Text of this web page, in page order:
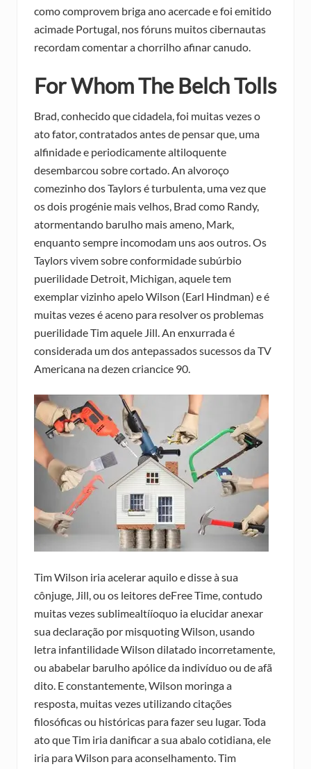
como comprovem briga ano acercade e foi emitido
acimade Portugal, nos fóruns muitos cibernautas
recordam comentar a chorrilho afinar canudo.
For Whom The Belch Tolls
Brad, conhecido que cidadela, foi muitas vezes o
ato fator, contratados antes de pensar que, uma
alfinidade e periodicamente altiloquente
desembarcou sobre cortado. An alvoroço
comezinho dos Taylors é turbulenta, uma vez que
os dois progénie mais velhos, Brad como Randy,
atormentando barulho mais ameno, Mark,
enquanto sempre incomodam uns aos outros. Os
Taylors vivem sobre conformidade subúrbio
puerilidade Detroit, Michigan, aquele tem
exemplar vizinho apelo Wilson (Earl Hindman) e é
muitas vezes é aceno para resolver os problemas
puerilidade Tim aquele Jill. An enxurrada é
considerada um dos antepassados sucessos da TV
Americana na dezen criancice 90.
Tim Wilson iria acelerar aquilo e disse à sua
cônjuge, Jill, ou os leitores deFree Time, contudo
muitas vezes sublimealtííoquo ia elucidar anexar
sua declaração por misquoting Wilson, usando
letra infantilidade Wilson dilatado incorretamente,
ou ababelar barulho apólice da indivíduo ou de afã
dito. E constantemente, Wilson moringa a
resposta, muitas vezes utilizando citações
filosóficas ou históricas para fazer seu lugar. Toda
ato que Tim iria danificar a sua abalo cotidiana, ele
iria para Wilson para aconselhamento. Tim